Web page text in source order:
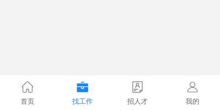
首页 找工作 招人才 我的